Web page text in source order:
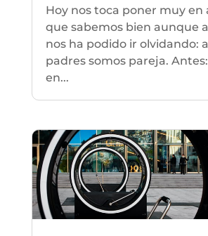
Hoy nos toca poner muy en
que sabemos bien aunque
nos ha podido ir olvidando:
padres somos pareja.
en...